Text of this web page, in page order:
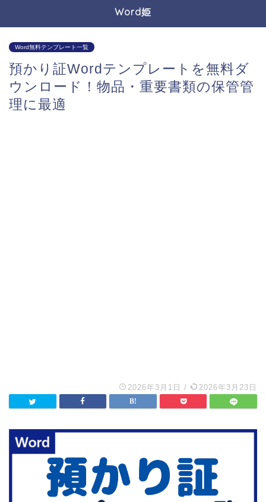
Word姫
Word無料テンプレート一覧
預かり証Wordテンプレートを無料ダ
ウンロード！物品・重要書類の保管管
理に最適
2026年3月1日 / 2026年3月23日